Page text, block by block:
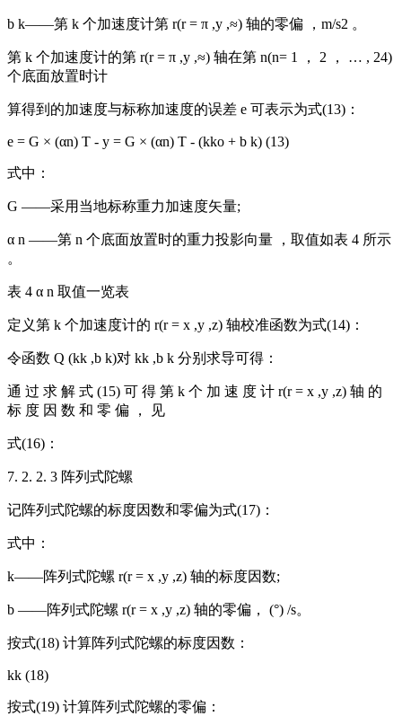
b k——第 k 个加速度计第 r(r = π ,y ,≈) 轴的零偏 ，m/s2 。
第 k 个加速度计的第 r(r = π ,y ,≈) 轴在第 n(n= 1 ， 2 ， … , 24)
个底面放置时计
算得到的加速度与标称加速度的误差 e 可表示为式(13)：
e = G × (αn) T - y = G × (αn) T - (kko + b k) (13)
式中：
G ——采用当地标称重力加速度矢量;
α n ——第 n 个底面放置时的重力投影向量 ，取值如表 4 所示
。
表 4 α n 取值一览表
定义第 k 个加速度计的 r(r = x ,y ,z) 轴校准函数为式(14)：
令函数 Q (kk ,b k)对 kk ,b k 分别求导可得：
通 过 求 解 式 (15) 可 得 第 k 个 加 速 度 计 r(r = x ,y ,z) 轴 的
标 度 因 数 和 零 偏 ， 见
式(16)：
7. 2. 2. 3 阵列式陀螺
记阵列式陀螺的标度因数和零偏为式(17)：
式中：
k——阵列式陀螺 r(r = x ,y ,z) 轴的标度因数;
b ——阵列式陀螺 r(r = x ,y ,z) 轴的零偏， (°) /s。
按式(18) 计算阵列式陀螺的标度因数：
kk (18)
按式(19) 计算阵列式陀螺的零偏：